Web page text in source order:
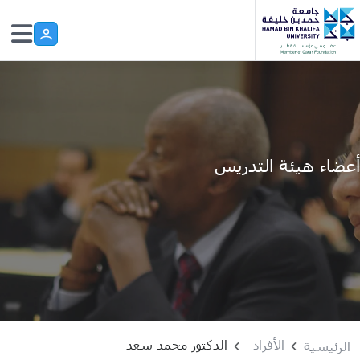
Skip to main content
أعضاء هيئة التدريس
الرئيسية الأفراد الدكتور محمد سعد